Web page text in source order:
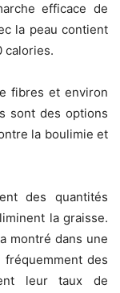
efficace de
la peau contient
calories.
fibres et environ
sont des options
la boulimie et
des quantités
la graisse.
a montré dans une
des
leur taux de